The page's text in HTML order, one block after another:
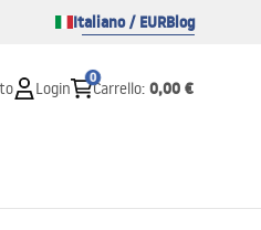
Italiano / EURBlog
Login
0
Carrello: 0,00 €